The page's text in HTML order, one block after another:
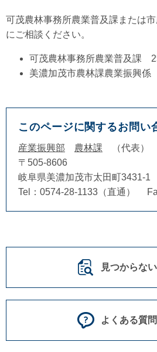
可茂農林事務所農業普及課または市
にご相談ください。
可茂農林事務所農業普及課
美濃加茂市農林課農業振興係
このページに関するお問い
産業振興部 農林課
代表
〒505-8606
岐阜県美濃加茂市太田町3431-1
Tel：0574-28-1133（直通）
見つからな
よくある質